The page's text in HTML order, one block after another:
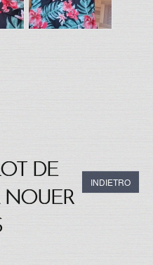
INDIETRO
DE